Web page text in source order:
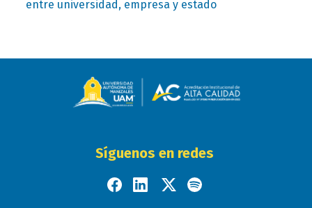
entre universidad, empresa y estado
Síguenos en redes